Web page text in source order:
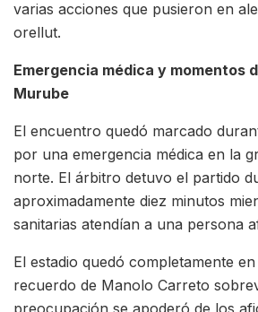
varias acciones que pusieron en
orellut.
Emergencia médica y momentos
Murube
El encuentro quedó marcado
por una emergencia médica en la
norte. El árbitro detuvo el partido
aproximadamente diez minutos
sanitarias atendían a una persona
El estadio quedó completamente
recuerdo de Manolo Carreto
preocupación se apoderó de los